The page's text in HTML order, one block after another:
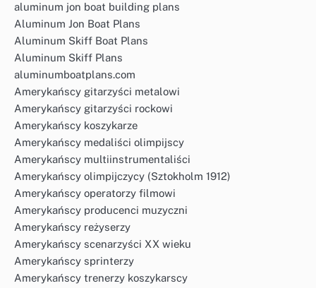
aluminum jon boat building plans
Aluminum Jon Boat Plans
Aluminum Skiff Boat Plans
Aluminum Skiff Plans
aluminumboatplans.com
Amerykańscy gitarzyści metalowi
Amerykańscy gitarzyści rockowi
Amerykańscy koszykarze
Amerykańscy medaliści olimpijscy
Amerykańscy multiinstrumentaliści
Amerykańscy olimpijczycy (Sztokholm 1912)
Amerykańscy operatorzy filmowi
Amerykańscy producenci muzyczni
Amerykańscy reżyserzy
Amerykańscy scenarzyści XX wieku
Amerykańscy sprinterzy
Amerykańscy trenerzy koszykarscy